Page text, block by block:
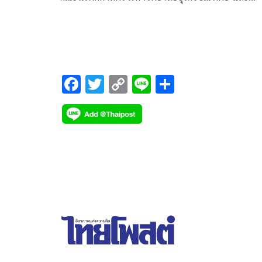
F
ac
e
T
wi
tt
C
o
p
Li